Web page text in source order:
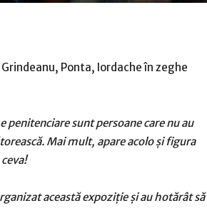
Ponta, Iordache în zeghe
sunt persoane care nu au
Mai mult, apare acolo şi figura
această expoziţie şi au hotărât să